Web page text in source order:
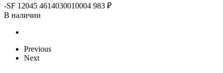
-SF 12045 4614030010004 983 ₽
В наличии
Previous
Next